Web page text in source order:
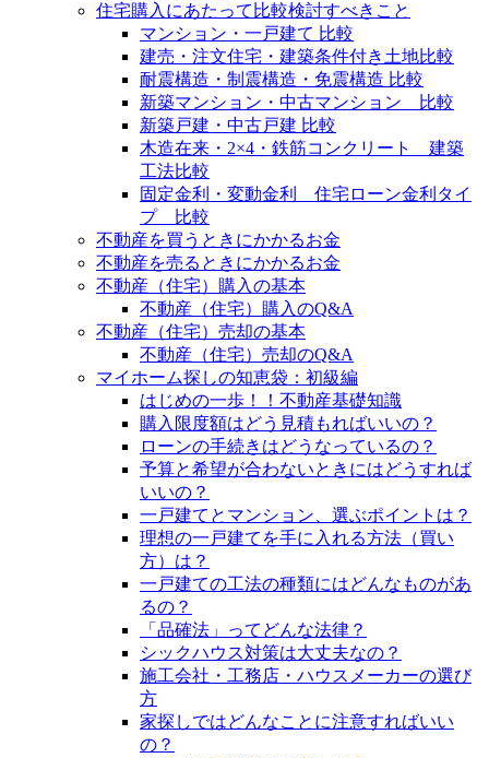
住宅購入にあたって比較検討すべきこと
マンション・一戸建て 比較
建売・注文住宅・建築条件付き土地比較
耐震構造・制震構造・免震構造 比較
新築マンション・中古マンション 比較
新築戸建・中古戸建 比較
木造在来・2×4・鉄筋コンクリート 建築
工法比較
固定金利・変動金利 住宅ローン金利タイ
プ 比較
不動産を買うときにかかるお金
不動産を売るときにかかるお金
不動産（住宅）購入の基本
不動産（住宅）購入のQ&A
不動産（住宅）売却の基本
不動産（住宅）売却のQ&A
マイホーム探しの知恵袋：初級編
はじめの一歩！！不動産基礎知識
購入限度額はどう見積もればいいの？
ローンの手続きはどうなっているの？
予算と希望が合わないときにはどうすれば
いいの？
一戸建てとマンション、選ぶポイントは？
理想の一戸建てを手に入れる方法（買い
方）は？
一戸建ての工法の種類にはどんなものがあ
るの？
「品確法」ってどんな法律？
シックハウス対策は大丈夫なの？
施工会社・工務店・ハウスメーカーの選び
方
家探しではどんなことに注意すればいい
の？